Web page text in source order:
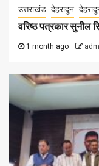
उत्तराखंड देहरादून
वरिष्ठ पत्रकार सुनील
1 month ago